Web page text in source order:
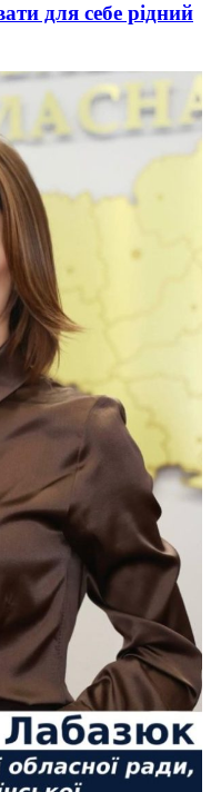
для себе рідний